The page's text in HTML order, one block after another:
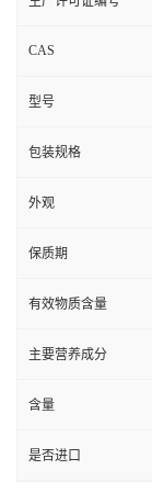
CAS
型号
包装规格
外观
保质期
有效物质含量
主要营养成分
含量
是否进口